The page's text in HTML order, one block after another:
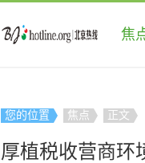
焦
您的位置 焦点 正文
厚植税收营商环